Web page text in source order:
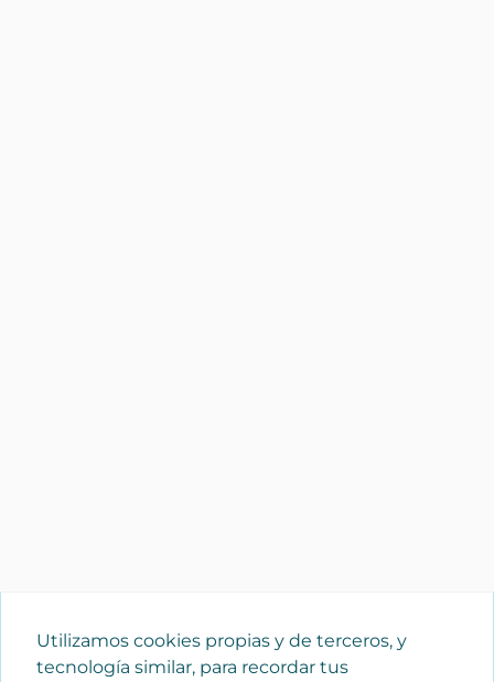
Utilizamos cookies propias y de terceros, y
tecnología similar, para recordar tus